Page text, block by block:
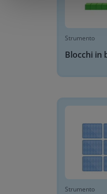
Strumento
Blocchi in
Strumento